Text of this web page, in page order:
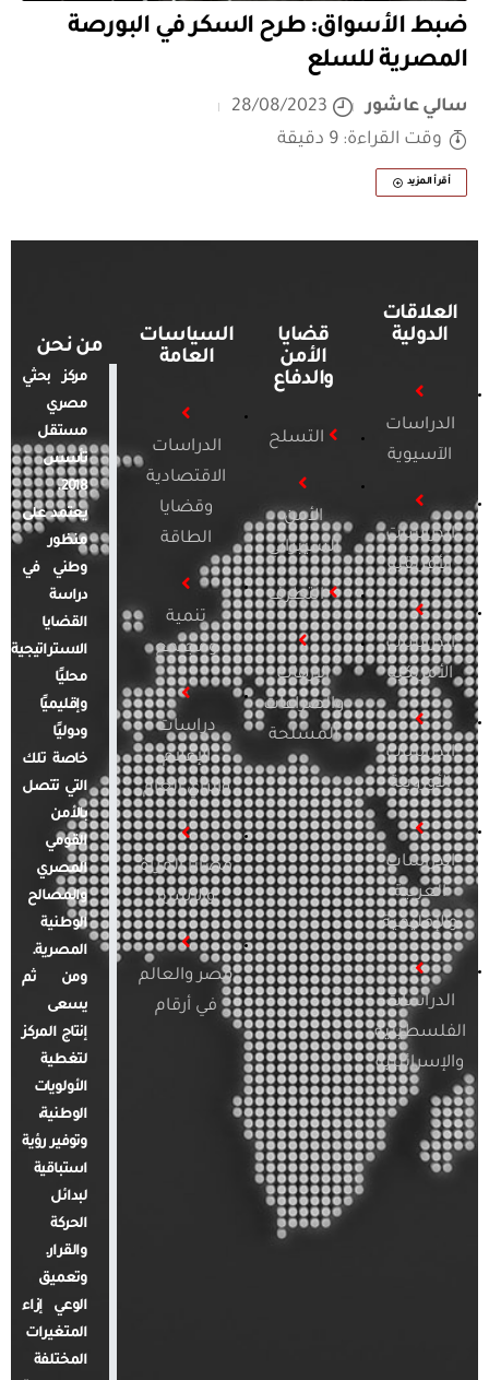
ضبط الأسواق: طرح السكر في البورصة
المصرية للسلع
سالي عاشور
28/08/2023
وقت القراءة: 9 دقيقة
أقرأ المزيد
العلاقات
الدولية
الدراسات
الآسيوية
الدراسات
الأفريقية
الدراسات
الأمريكية
الدراسات
الأوروبية
الدراسات
العربية
والإقليمية
الدراسات
الفلسطينية
والإسرائيلية
قضايا
الأمن
والدفاع
التسلح
الأمن
السيبراني
التطرف
الإرهاب
والصراعات
المسلحة
السياسات
العامة
الدراسات
الاقتصادية
وقضايا
الطاقة
تنمية
ومجتمع
دراسات
الإعلام
والرأي العام
قضايا المرأة
والأسرة
مصر والعالم
في أرقام
من نحن
مركز بحثي
مصري
مستقل
تأسس
2018.
يعتمد على
منظور
وطني في
دراسة
القضايا
الاستراتيجية
محليًا
وإقليميًا
ودوليًا
خاصة تلك
التي تتصل
بالأمن
القومي
المصري
والمصالح
الوطنية
المصرية.
ومن ثم
يسعى
إنتاج المركز
لتغطية
الأولويات
الوطنية،
وتوفير رؤية
استباقية
لبدائل
الحركة
والقرار.
وتعميق
الوعي إزاء
المتغيرات
المختلفة